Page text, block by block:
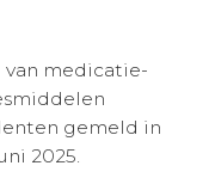
van medicatie-
gemeld in
2025.